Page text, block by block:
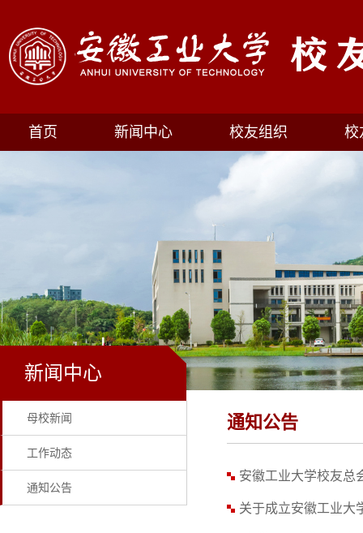
首页 新闻中心 校友组织 校
新闻中心
母校新闻
工作动态
通知公告
通知公告
安徽工业大学校友总
关于成立安徽工业大